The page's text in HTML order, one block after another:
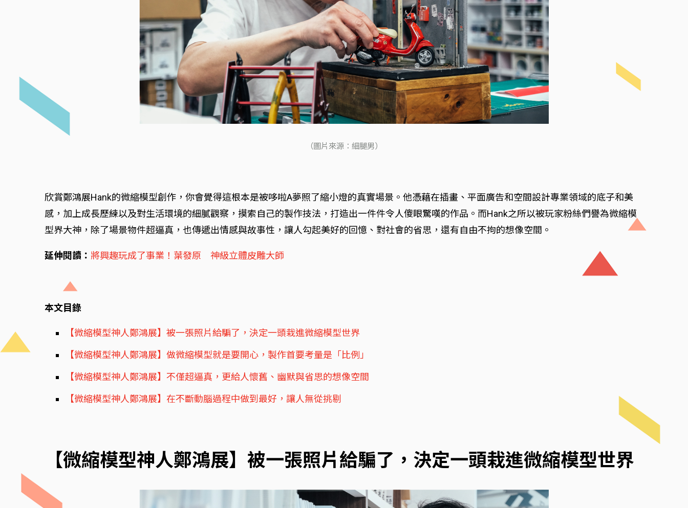
（圖片來源：細腿男）
欣賞鄭鴻展Hank的微縮模型創作，你會覺得這根本是被哆啦A夢照了縮小燈的真實場景。他憑藉在插畫、平面廣告和空間設計專業領域的底子和美
感，加上成長歷練以及對生活環境的細膩觀察，摸索自己的製作技法，打造出一件件令人傻眼驚嘆的作品。而Hank之所以被玩家粉絲們譽為微縮模
型界大神，除了場景物件超逼真，也傳遞出情感與故事性，讓人勾起美好的回憶、對社會的省思，還有自由不拘的想像空間。
延伸閱讀： 將興趣玩成了事業！葉發原 神級立體皮雕大師
本文目錄
【微縮模型神人鄭鴻展】被一張照片給騙了，決定一頭栽進微縮模型世界
【微縮模型神人鄭鴻展】做微縮模型就是要開心，製作首要考量是「比例」
【微縮模型神人鄭鴻展】不僅超逼真，更給人懷舊、幽默與省思的想像空間
【微縮模型神人鄭鴻展】在不斷動腦過程中做到最好，讓人無從挑剔
【微縮模型神人鄭鴻展】被一張照片給騙了，決定一頭栽進微縮模型世界